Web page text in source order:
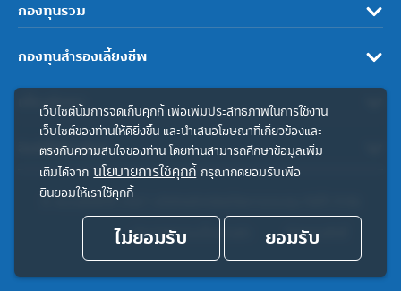
กองทุนรวม
กองทุนสำรองเลี้ยงชีพ
เกี่ยวกับเรา
ลิงค์ที่เกี่ยวข้อง
© สงวนลิขสิทธิ์ 2567 บริษัทหลักทรัพย์จัดการกองทุน ทิสโก้ จำกัด
ประกาศความเป็นส่วนตัว
คำสงวนสิทธิ์
เว็บไซต์นี้มีการจัดเก็บคุกกี้ เพื่อเพิ่มประสิทธิภาพในการใช้งาน
เว็บไซต์ของท่านให้ดียิ่งขึ้น และนำเสนอโฆษณาที่เกี่ยวข้องและ
ตรงกับความสนใจของท่าน โดยท่านสามารถศึกษาข้อมูลเพิ่ม
เติมได้จาก นโยบายการใช้คุกกี้ กรุณากดยอมรับเพื่อ
ยินยอมให้เราใช้คุกกี้
ไม่ยอมรับ ยอมรับ